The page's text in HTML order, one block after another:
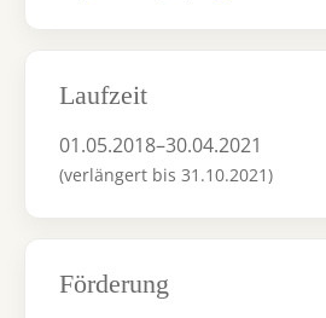
Laufzeit
01.05.2018–30.04.2021
(verlängert bis 31.10.2021)
Förderung